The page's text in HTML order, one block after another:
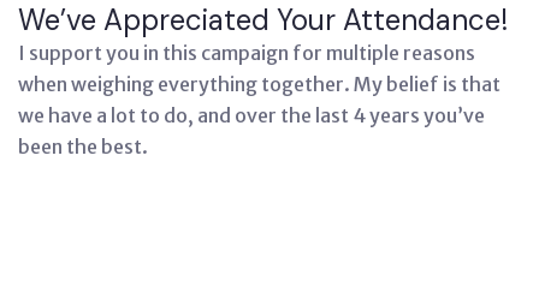
We’ve Appreciated Your Attendance!
I support you in this campaign for multiple reasons
when weighing everything together. My belief is that
we have a lot to do, and over the last 4 years you’ve
been the best.